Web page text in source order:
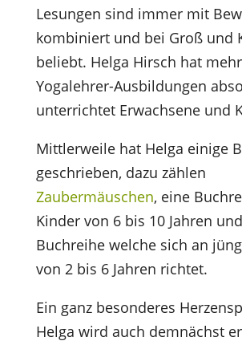
Lesungen sind immer mit
kombiniert und bei Groß und
beliebt. Helga Hirsch hat
Yogalehrer-Ausbildungen
unterrichtet Erwachsene und
Mittlerweile hat Helga einige
geschrieben, dazu zählen
Zaubermäuschen, eine
Kinder von 6 bis 10 Jahren und
Buchreihe welche sich an
von 2 bis 6 Jahren richtet.
Ein ganz besonderes
Helga wird auch demnächst